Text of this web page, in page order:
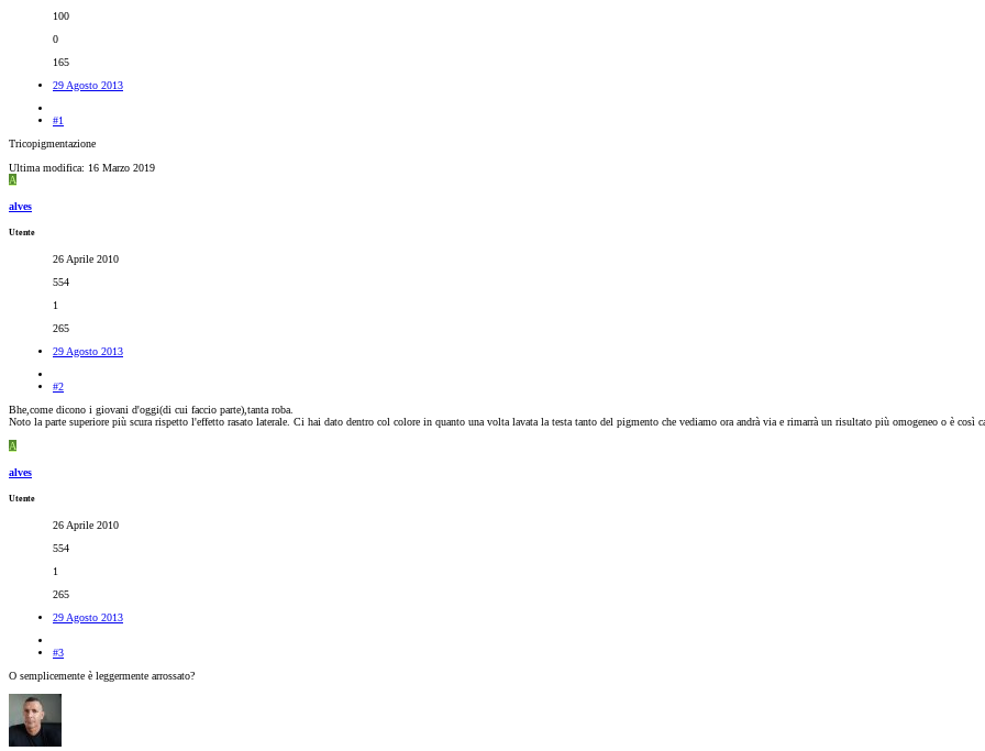
100
0
165
29 Agosto 2013
#1
Tricopigmentazione
Ultima modifica: 16 Marzo 2019
A
alves
Utente
26 Aprile 2010
554
1
265
29 Agosto 2013
#2
Bhe,come dicono i giovani d'oggi(di cui faccio parte),tanta roba.
Noto la parte superiore più scura rispetto l'effetto rasato laterale. Ci hai dato dentro col colore in quanto una volta lavata la testa tanto del pigmento che vediamo ora andrà via e rimarrà un risultato più omogeneo o è così
A
alves
Utente
26 Aprile 2010
554
1
265
29 Agosto 2013
#3
O semplicemente è leggermente arrossato?